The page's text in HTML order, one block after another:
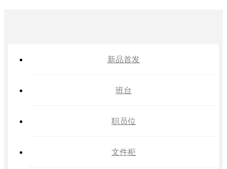
新品首发
班台
职员位
文件柜